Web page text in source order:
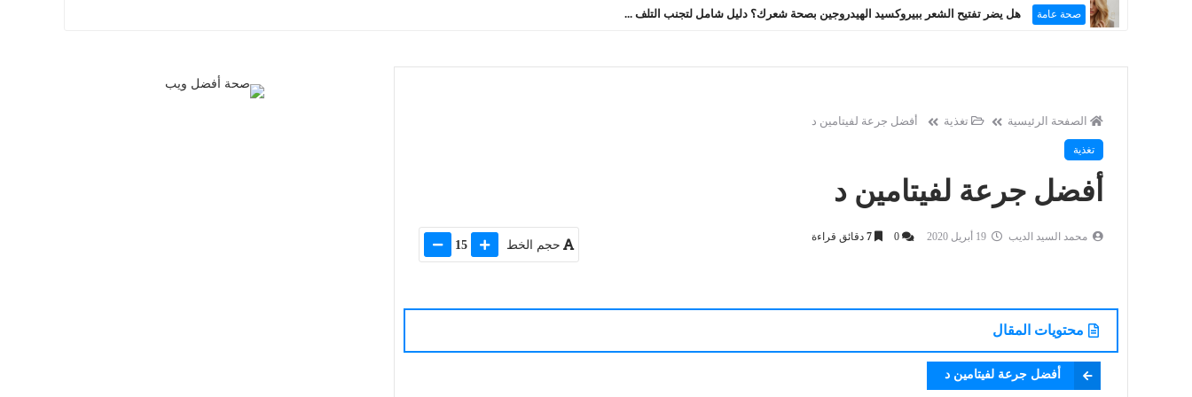
صحة عامة هل يضر تفتيح الشعر ببيروكسيد الهيدروجين بصحة شعرك؟ دليل شامل لتجنب التلف ...
الصفحة الرئيسية تغذية أفضل جرعة لفيتامين د
تغذية
أفضل جرعة لفيتامين د
محمد السيد الديب 0
7 دقائق قراءة
حجم الخط 15
محتويات المقال
أفضل جرعة لفيتامين د